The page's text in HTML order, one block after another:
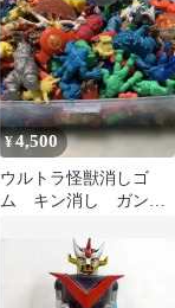
¥4,500
ウルトラ怪獣消しゴ
ム キン消し ガン消
⭐️★当時物 昭和レト